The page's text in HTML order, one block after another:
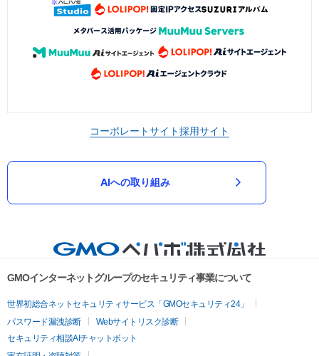
コーポレートサイト採用サイト
AIへの取り組み
GMOインターネットグループのセキュリティ事業について
世界初総合ネットセキュリティサービス「GMOセキュリティ24」
パスワード漏洩診断
Webサイトリスク診断
セキュリティ相談AIチャットボット